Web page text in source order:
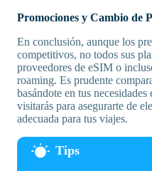
Promociones y Cambio de
En conclusión, aunque los
competitivos, no todos sus
proveedores de eSIM o
roaming. Es prudente
basándote en tus
visitarás para asegurarte de
adecuada para tus viajes.